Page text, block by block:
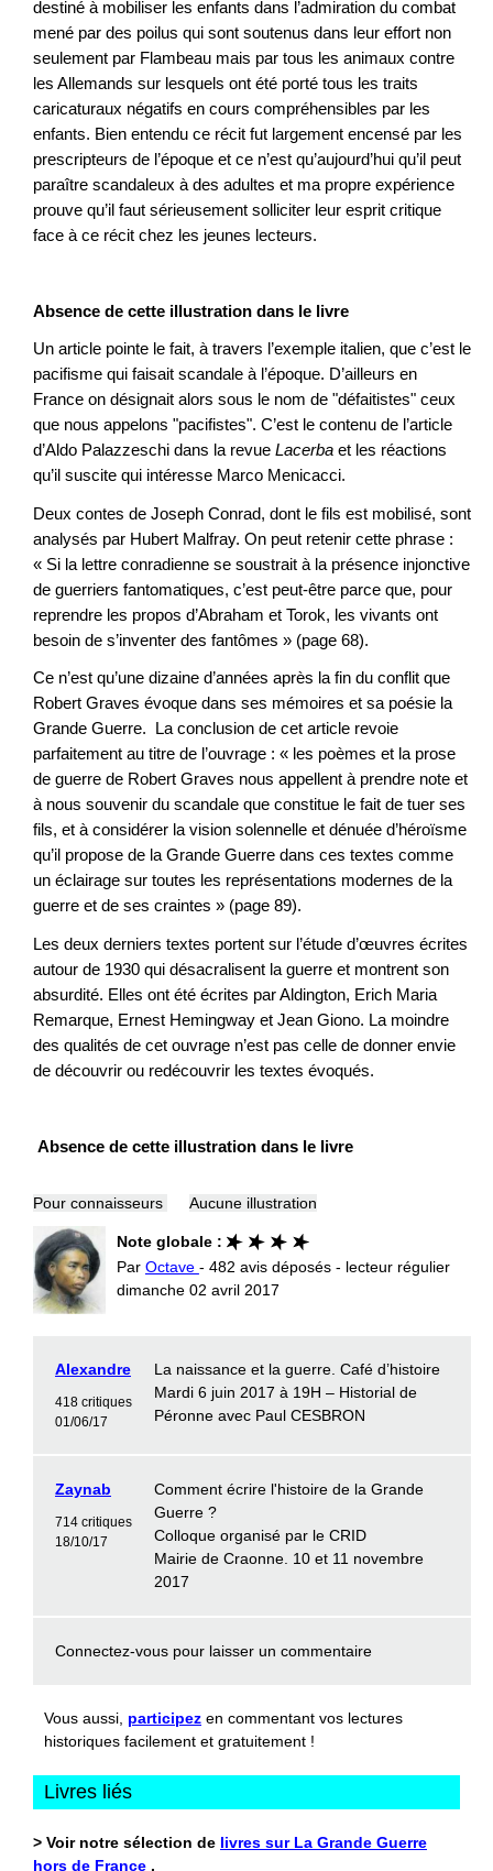
destiné à mobiliser les enfants dans l’admiration du combat
mené par des poilus qui sont soutenus dans leur effort non
seulement par Flambeau mais par tous les animaux contre
les Allemands sur lesquels ont été porté tous les traits
caricaturaux négatifs en cours compréhensibles par les
enfants. Bien entendu ce récit fut largement encensé par les
prescripteurs de l’époque et ce n’est qu’aujourd’hui qu’il peut
paraître scandaleux à des adultes et ma propre expérience
prouve qu’il faut sérieusement solliciter leur esprit critique
face à ce récit chez les jeunes lecteurs.
Absence de cette illustration dans le livre
Un article pointe le fait, à travers l’exemple italien, que c’est le
pacifisme qui faisait scandale à l’époque. D’ailleurs en
France on désignait alors sous le nom de "défaitistes" ceux
que nous appelons "pacifistes". C’est le contenu de l’article
d’Aldo Palazzeschi dans la revue Lacerba et les réactions
qu’il suscite qui intéresse Marco Menicacci.
Deux contes de Joseph Conrad, dont le fils est mobilisé, sont
analysés par Hubert Malfray. On peut retenir cette phrase :
« Si la lettre conradienne se soustrait à la présence injonctive
de guerriers fantomatiques, c’est peut-être parce que, pour
reprendre les propos d’Abraham et Torok, les vivants ont
besoin de s’inventer des fantômes » (page 68).
Ce n’est qu’une dizaine d’années après la fin du conflit que
Robert Graves évoque dans ses mémoires et sa poésie la
Grande Guerre. La conclusion de cet article revoie
parfaitement au titre de l’ouvrage : « les poèmes et la prose
de guerre de Robert Graves nous appellent à prendre note et
à nous souvenir du scandale que constitue le fait de tuer ses
fils, et à considérer la vision solennelle et dénuée d’héroïsme
qu’il propose de la Grande Guerre dans ces textes comme
un éclairage sur toutes les représentations modernes de la
guerre et de ses craintes » (page 89).
Les deux derniers textes portent sur l’étude d’œuvres écrites
autour de 1930 qui désacralisent la guerre et montrent son
absurdité. Elles ont été écrites par Aldington, Erich Maria
Remarque, Ernest Hemingway et Jean Giono. La moindre
des qualités de cet ouvrage n’est pas celle de donner envie
de découvrir ou redécouvrir les textes évoqués.
Absence de cette illustration dans le livre
Pour connaisseurs Aucune illustration
Note globale :
Par Octave - 482 avis déposés - lecteur régulier
dimanche 02 avril 2017
Alexandre
418 critiques
01/06/17
La naissance et la guerre. Café d’histoire
Mardi 6 juin 2017 à 19H – Historial de
Péronne avec Paul CESBRON
Zaynab
714 critiques
18/10/17
Comment écrire l'histoire de la Grande
Guerre ?
Colloque organisé par le CRID
Mairie de Craonne. 10 et 11 novembre
2017
Connectez-vous pour laisser un commentaire
Vous aussi, participez en commentant vos lectures
historiques facilement et gratuitement !
Livres liés
> Voir notre sélection de livres sur La Grande Guerre
hors de France .